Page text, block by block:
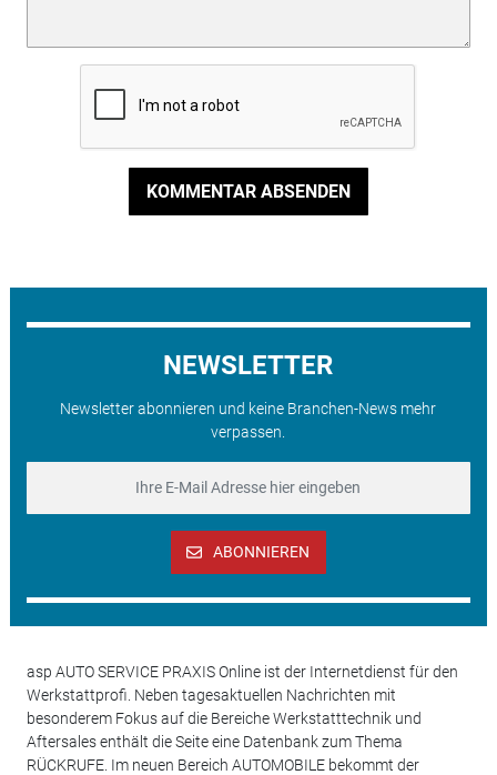
KOMMENTAR ABSENDEN
NEWSLETTER
Newsletter abonnieren und keine Branchen-News mehr
verpassen.
ABONNIEREN
asp AUTO SERVICE PRAXIS Online ist der Internetdienst für den
Werkstattprofi. Neben tagesaktuellen Nachrichten mit
besonderem Fokus auf die Bereiche Werkstatttechnik und
Aftersales enthält die Seite eine Datenbank zum Thema
RÜCKRUFE. Im neuen Bereich AUTOMOBILE bekommt der